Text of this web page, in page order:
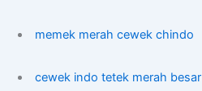
memek merah cewek chindo
cewek indo tetek merah besar